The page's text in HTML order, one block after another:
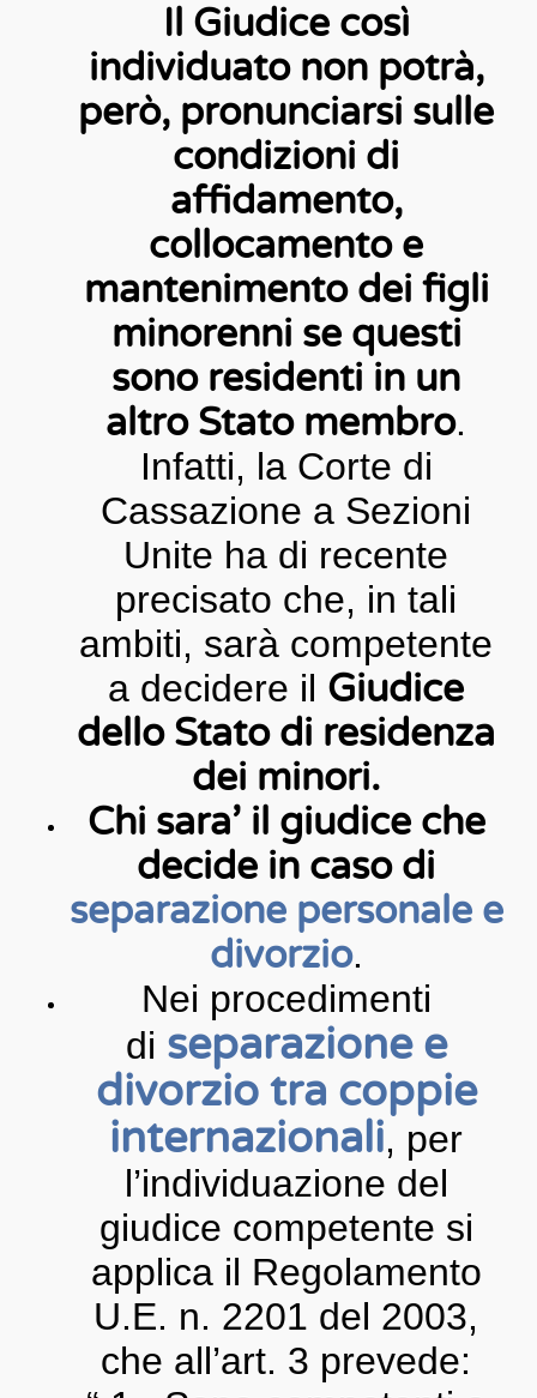
Il Giudice così
individuato non potrà,
però, pronunciarsi sulle
condizioni di
affidamento,
collocamento e
mantenimento dei figli
minorenni se questi
sono residenti in un
altro Stato membro.
Infatti, la Corte di
Cassazione a Sezioni
Unite ha di recente
precisato che, in tali
ambiti, sarà competente
a decidere il Giudice
dello Stato di residenza
dei minori.
Chi sara’ il giudice che
decide in caso di
separazione personale e
divorzio.
Nei procedimenti
di separazione e
divorzio tra coppie
internazionali, per
l’individuazione del
giudice competente si
applica il Regolamento
U.E. n. 2201 del 2003,
che all’art. 3 prevede: